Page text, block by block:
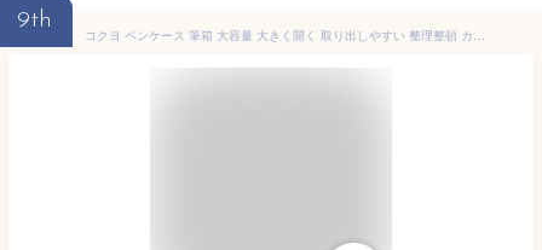
9th
コクヨ ペンケース 筆箱 大容量 大きく開く 取り出しやすい 整理整頓 カバコ F-VBF261DB